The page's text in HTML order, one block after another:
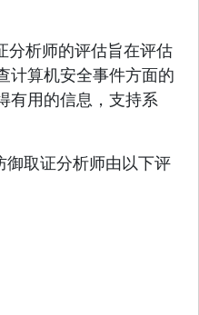
分析师的评估旨在评估
计算机安全事件方面的
有用的信息，支持系
御取证分析师由以下评